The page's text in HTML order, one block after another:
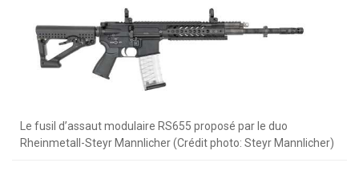
Le fusil d’assaut modulaire RS655 proposé par le duo
Rheinmetall-Steyr Mannlicher (Crédit photo: Steyr Mannlicher)